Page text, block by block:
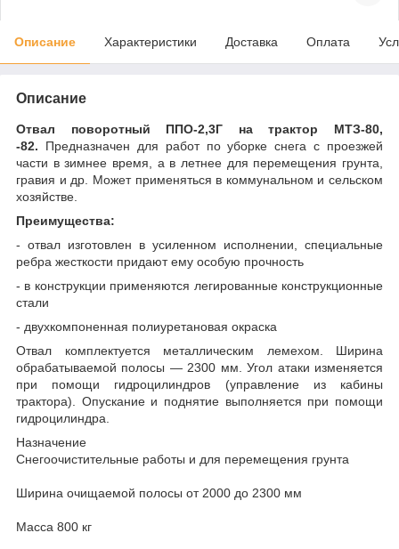
Описание Характеристики Доставка Оплата
Описание
Отвал поворотный ППО-2,3Г на трактор МТЗ-80,
-82. Предназначен для работ по уборке снега с проезжей
части в зимнее время, а в летнее для перемещения грунта,
гравия и др. Может применяться в коммунальном и сельском
хозяйстве.
Преимущества:
- отвал изготовлен в усиленном исполнении, специальные
ребра жесткости придают ему особую прочность
- в конструкции применяются легированные конструкционные
стали
- двухкомпоненная полиуретановая окраска
Отвал комплектуется металлическим лемехом. Ширина
обрабатываемой полосы — 2300 мм. Угол атаки изменяется
при помощи гидроцилиндров (управление из кабины
трактора). Опускание и поднятие выполняется при помощи
гидроцилиндра.
Назначение
Снегоочистительные работы и для перемещения грунта
Ширина очищаемой полосы от 2000 до 2300 мм
Масса 800 кг